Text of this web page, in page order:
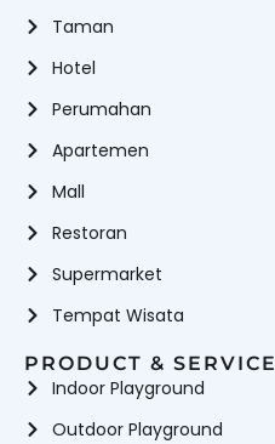
Taman
Hotel
Perumahan
Apartemen
Mall
Restoran
Supermarket
Tempat Wisata
PRODUCT & SERVICE
Indoor Playground
Outdoor Playground